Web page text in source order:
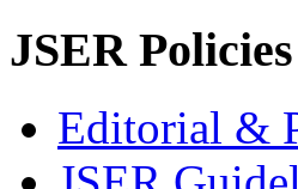
JSER Policies
Editorial &